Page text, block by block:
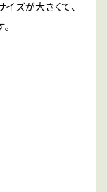
ズが大きくて、